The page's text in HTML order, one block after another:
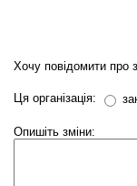
Хочу повідомити про
Ця організація:
Опишіть зміни: